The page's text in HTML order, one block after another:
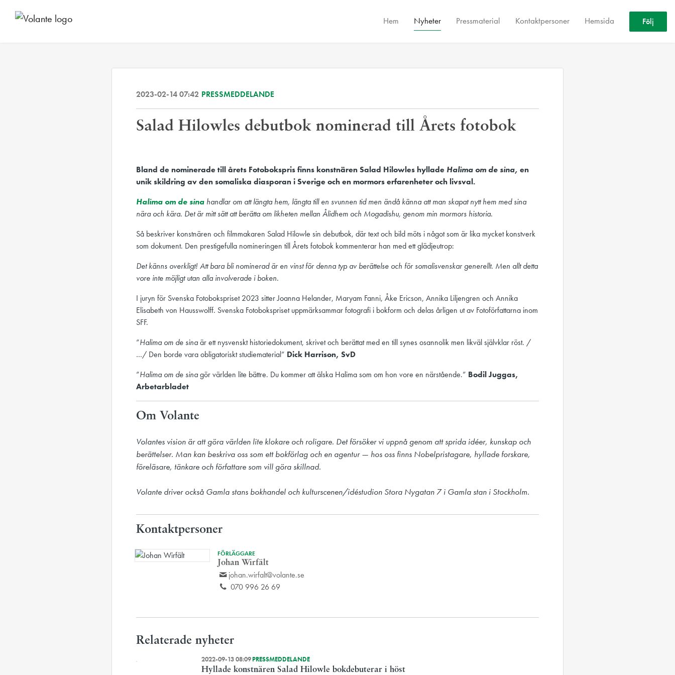
Hem Nyheter Pressmaterial Kontaktpersoner Hemsida Följ
2023-02-14 07:42 PRESSMEDDELANDE
Salad Hilowles debutbok nominerad till Årets fotobok
Bland de nominerade till årets Fotobokspris finns konstnären Salad Hilowles hyllade Halima om de sina, en
unik skildring av den somaliska diasporan i Sverige och en mormors erfarenheter och livsval.
Halima om de sina handlar om att längta hem, längta till en svunnen tid men ändå känna att man skapat nytt hem med sina
nära och kära. Det är mitt sätt att berätta om likheten mellan Ålidhem och Mogadishu, genom min mormors historia.
Så beskriver konstnären och filmmakaren Salad Hilowle sin debutbok, där text och bild möts i något som är lika mycket konstverk
som dokument. Den prestigefulla nomineringen till Årets fotobok kommenterar han med ett glädjeutrop:
Det känns overkligt! Att bara bli nominerad är en vinst för denna typ av berättelse och för somalisvenskar generellt. Men allt detta
vore inte möjligt utan alla involverade i boken.
I juryn för Svenska Fotobokspriset 2023 sitter Joanna Helander, Maryam Fanni, Åke Ericson, Annika Liljengren och Annika
Elisabeth von Hausswolff. Svenska Fotobokspriset uppmärksammar fotografi i bokform och delas årligen ut av Fotoförfattarna inom
SFF.
”Halima om de sinaär ett nysvenskt historiedokument, skrivet och berättat med en till synes osannolik men likväl självklar röst. /
…/ Den borde vara obligatoriskt studiematerial” Dick Harrison, SvD
”Halima om de sinagör världen lite bättre. Du kommer att älska Halima som om hon vore en närstående.” Bodil Juggas,
Arbetarbladet
Om Volante
Volantes vision är att göra världen lite klokare och roligare. Det försöker vi uppnå genom att sprida idéer, kunskap och
berättelser. Man kan beskriva oss som ett bokförlag och en agentur — hos oss finns Nobelpristagare, hyllade forskare,
föreläsare, tänkare och författare som vill göra skillnad.
Volante driver också Gamla stans bokhandel och kulturscenen/idéstudion Stora Nygatan 7 i Gamla stan i Stockholm.
Kontaktpersoner
FÖRLÄGGARE
Johan Wirfält
johan.wirfalt@volante.se
070 996 26 69
Relaterade nyheter
2022-09-13 08:09PRESSMEDDELANDE
Hyllade konstnären Salad Hilowle bokdebuterar i höst